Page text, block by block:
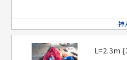
神
L=2.3m